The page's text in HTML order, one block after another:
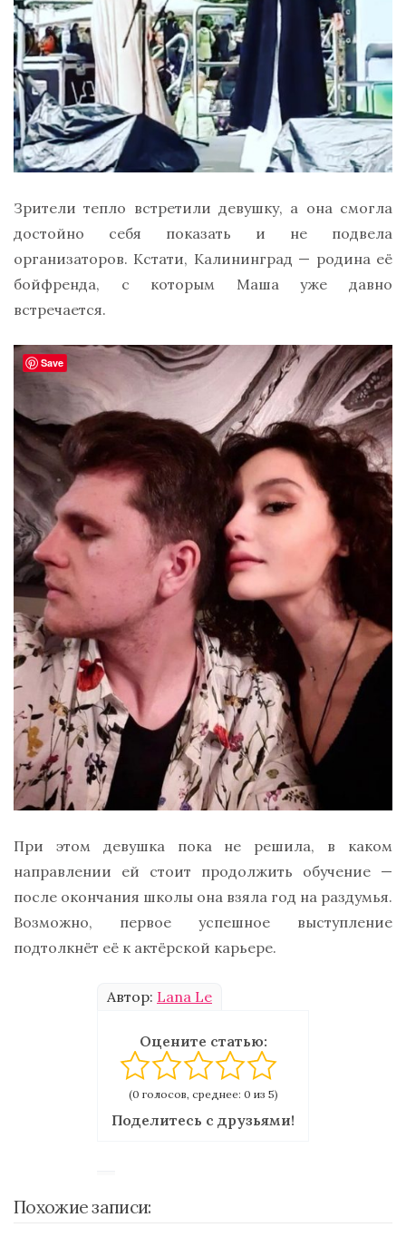
Зрители тепло встретили девушку, а она смогла
достойно себя показать и не подвела
организаторов. Кстати, Калининград — родина её
бойфренда, с которым Маша уже давно
встречается.
При этом девушка пока не решила, в каком
направлении ей стоит продолжить обучение —
после окончания школы она взяла год на раздумья.
Возможно, первое успешное выступление
подтолкнёт её к актёрской карьере.
Автор: Lana Le
Оцените статью:
(0 голосов, среднее: 0 из 5)
Поделитесь с друзьями!
Похожие записи:
Save